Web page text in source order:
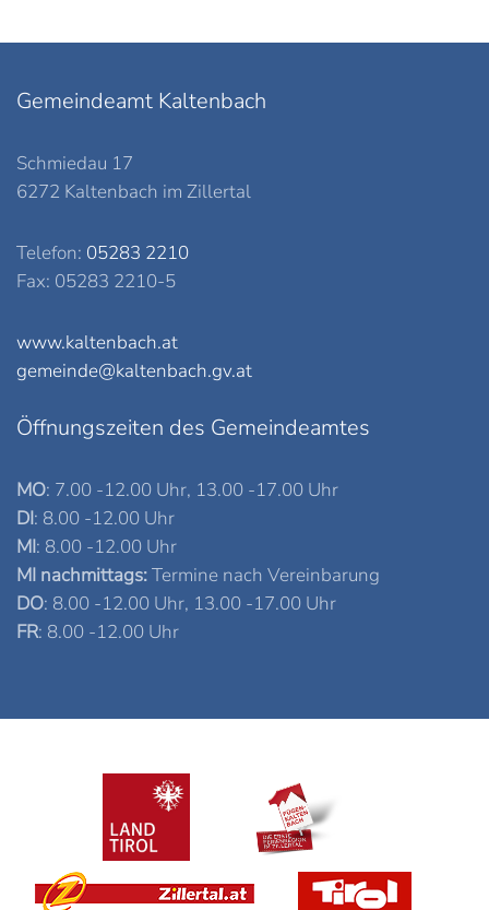
Gemeindeamt Kaltenbach
Schmiedau 17
6272 Kaltenbach im Zillertal
Telefon: 05283 2210
Fax: 05283 2210-5
www.kaltenbach.at
gemeinde@kaltenbach.gv.at
Öffnungszeiten des Gemeindeamtes
MO: 7.00 -12.00 Uhr, 13.00 -17.00 Uhr
DI: 8.00 -12.00 Uhr
MI: 8.00 -12.00 Uhr
MI nachmittags:Termine nach Vereinbarung
DO: 8.00 -12.00 Uhr, 13.00 -17.00 Uhr
FR: 8.00 -12.00 Uhr